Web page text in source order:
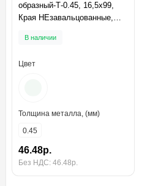
образный-Т-0.45, 16,5х99,
Края НЕзавальцованные,
В наличии
Цвет
Толщина металла, (мм)
0.45
46.48р.
Без НДС: 46.48р.